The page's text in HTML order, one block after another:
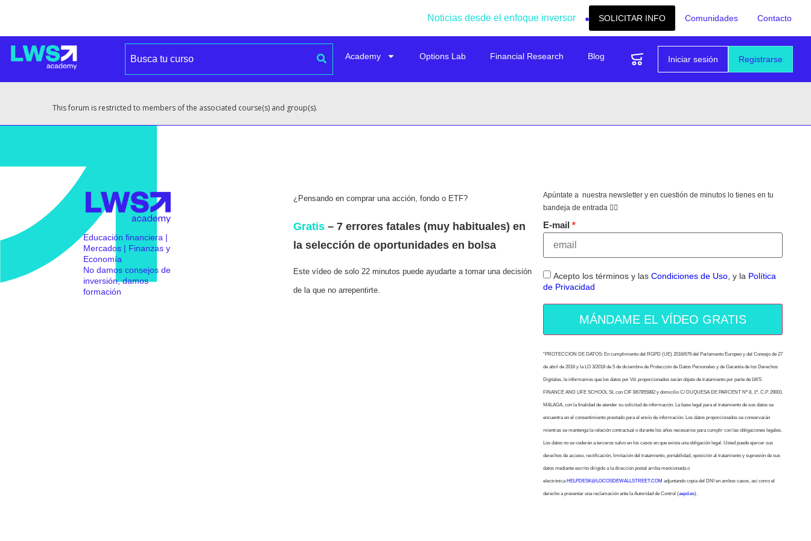
Noticias desde el enfoque inversor SOLICITAR INFO Comunidades Contacto
Registrarse
Iniciar sesión
Academy Options Lab Financial Research Blog
This forum is restricted to members of the associated course(s) and group(s).
Educación financiera |
Mercados | Finanzas y
Economía
No damos consejos de
inversión, damos
formación
¿Pensando en comprar una acción, fondo o ETF?
Gratis– 7 errores fatales (muy habituales) en
la selección de oportunidades en bolsa
Este vídeo de solo 22 minutos puede ayudarte a tomar una decisión
de la que no arrepentirte.
Apúntate a nuestra newsletter y en cuestión de minutos lo tienes en tu
bandeja de entrada 👇🏻
E-mail
Acepto los términos y las Condiciones de Uso, y la Política
de Privacidad
MÁNDAME EL VÍDEO GRATIS
“PROTECCION DE DATOS: En cumplimiento del RGPD (UE) 2016/679 del Parlamento Europeo y del Consejo de 27
de abril de 2016 y la LO 3/2018 de 5 de diciembre de Protección de Datos Personales y de Garantía de los Derechos
Digitales, le informamos que los datos por Vd. proporcionados serán objeto de tratamiento por parte de LWS
FINANCE AND LIFE SCHOOL SL con CIF B67855882 y domicilio C/ DUQUESA DE PARCENT Nº 8, 1º, C.P. 29001
MALAGA, con la finalidad de atender su solicitud de información. La base legal para el tratamiento de sus datos se
encuentra en el consentimiento prestado para el envío de información. Los datos proporcionados se conservarán
mientras se mantenga la relación contractual o durante los años necesarios para cumplir con las obligaciones legales.
Los datos no se cederán a terceros salvo en los casos en que exista una obligación legal. Usted puede ejercer sus
derechos de acceso, rectificación, limitación del tratamiento, portabilidad, oposición al tratamiento y supresión de sus
datos mediante escrito dirigido a la dirección postal arriba mencionada o
electrónica HELPDESK@LOCOSDEWALLSTREET.COM adjuntando copia del DNI en ambos casos, así como el
derecho a presentar una reclamación ante la Autoridad de Control (aepd.es).